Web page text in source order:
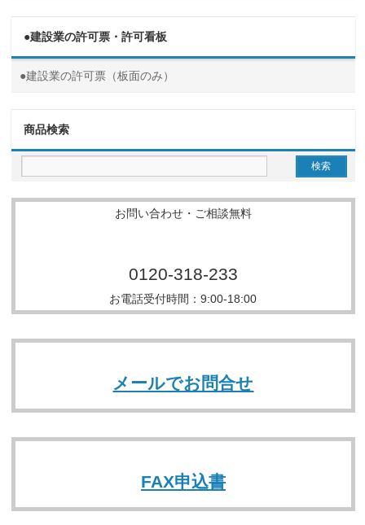
●建設業の許可票・許可看板
●建設業の許可票（板面のみ）
商品検索
お問い合わせ・ご相談無料
0120-318-233
お電話受付時間：9:00-18:00
メールでお問合せ
FAX申込書